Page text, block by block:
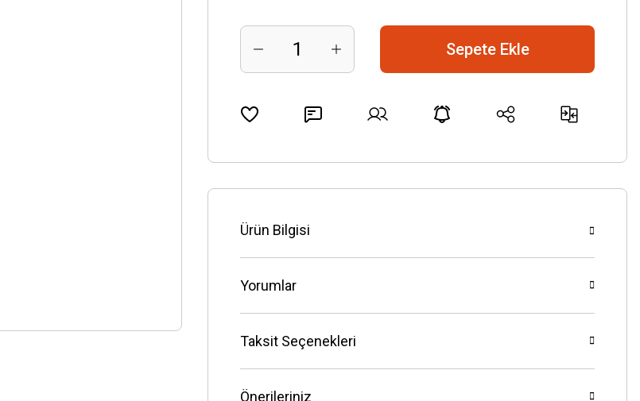
Sepete Ekle
Ürün Bilgisi
Yorumlar
Taksit Seçenekleri
Önerileriniz